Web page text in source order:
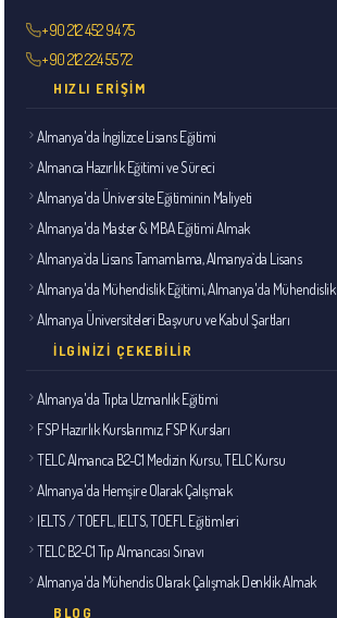
+90 212 452 94 75
+90 212 224 55 72
HIZLI ERIŞIM
Almanya'da İngilizce Lisans Eğitimi
Almanca Hazırlık Eğitimi ve Süreci
Almanya'da Üniversite Eğitiminin Maliyeti
Almanya'da Master & MBA Eğitimi Almak
Almanya`da Lisans Tamamlama, Almanya`da Lisans
Almanya'da Mühendislik Eğitimi, Almanya'da Mühendislik
Almanya Üniversiteleri Başvuru ve Kabul Şartları
İLGINIZI ÇEKEBILIR
Almanya'da Tıpta Uzmanlık Eğitimi
FSP Hazırlık Kurslarımız, FSP Kursları
TELC Almanca B2-C1 Medizin Kursu, TELC Kursu
Almanya'da Hemşire Olarak Çalışmak
IELTS / TOEFL, IELTS, TOEFL Eğitimleri
TELC B2-C1 Tıp Almancası Sınavı
Almanya'da Mühendis Olarak Çalışmak Denklik Almak
BLOG